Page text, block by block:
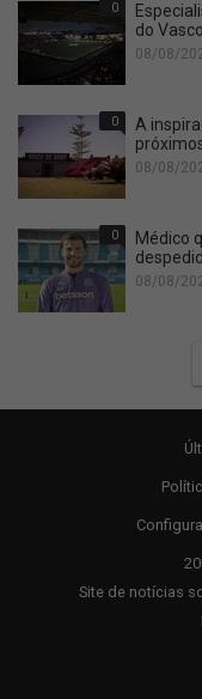
0
do Vasco
08/08/
0
A
08/08/
0
Médico
08/08/
Site de notícias